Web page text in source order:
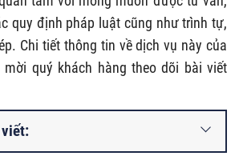
quy định pháp luật cũng như trình tự,
Chi tiết thông tin về dịch vụ này của
mời quý khách hàng theo dõi bài viết
viết: